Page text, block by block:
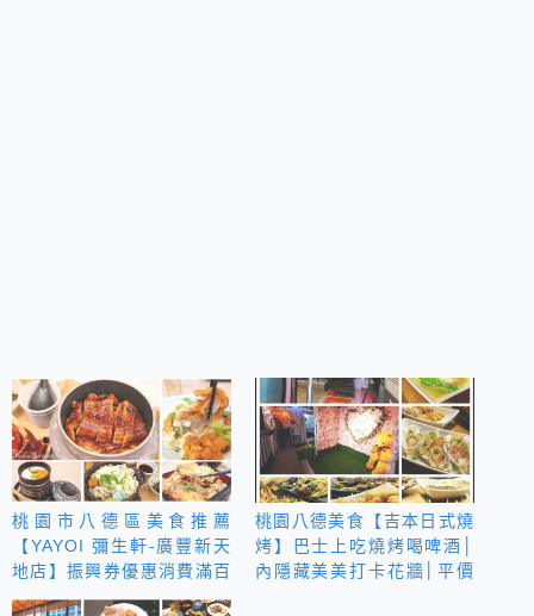
桃園市八德區美食推薦
【YAYOI 彌生軒-廣豐新天
地店】振興券優惠消費滿百
送百│特推雙倍名古屋鰻魚
桃園八德美食【吉本日式燒
烤】巴士上吃燒烤喝啤酒│
內隱藏美美打卡花牆│平價